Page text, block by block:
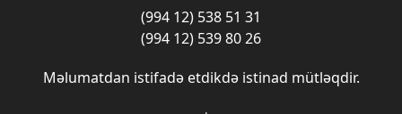
(994 12) 538 51 31
(994 12) 539 80 26
Məlumatdan istifadə etdikdə istinad mütləqdir.